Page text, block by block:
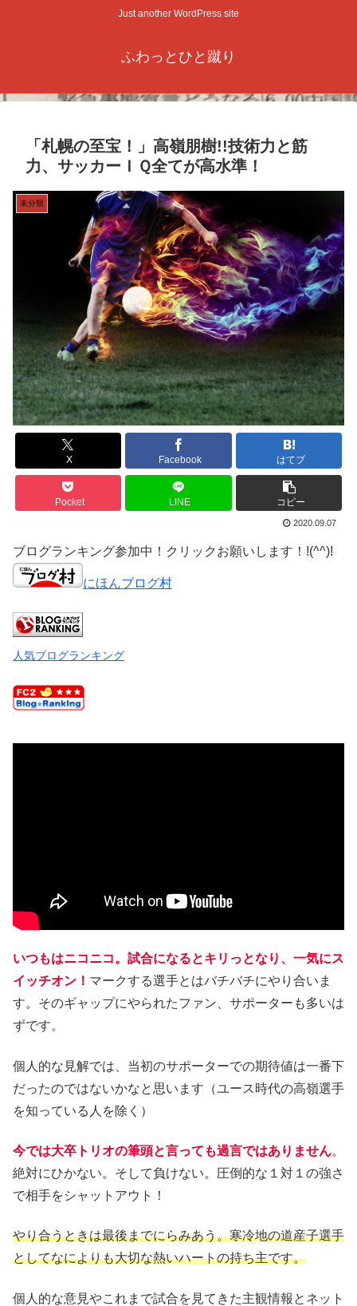
Just another WordPress site
ふわっとひと蹴り
「札幌の至宝！」高嶺朋樹!!技術力と筋
力、サッカーＩＱ全てが高水準！
未分類
X Facebook はてブ
Pocket LINE コピー
2020.09.07
ブログランキング参加中！クリックお願いします！!(^^)!
にほんブログ村
人気ブログランキング
いつもはニコニコ。試合になるとキリっとなり、一気にス
イッチオン！ マークする選手とはバチバチにやり合いま
す。そのギャップにやられたファン、サポーターも多いは
ずです。
個人的な見解では、当初のサポーターでの期待値は一番下
だったのではないかなと思います（ユース時代の高嶺選手
を知っている人を除く）
今では大卒トリオの筆頭と言っても過言ではありません。
絶対にひかない。そして負けない。圧倒的な１対１の強さ
で相手をシャットアウト！
やり合うときは最後までにらみあう。寒冷地の道産子選手
としてなによりも大切な熱いハートの持ち主です。
個人的な意見やこれまで試合を見てきた主観情報とネット